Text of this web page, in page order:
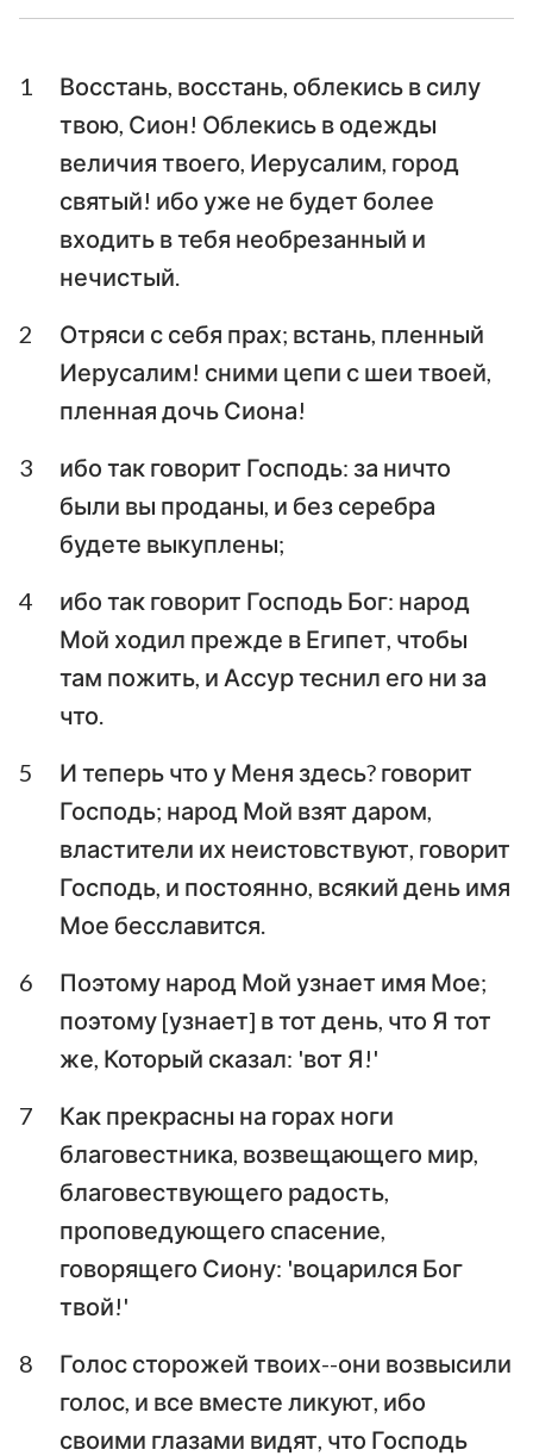
Есфирь Иов
Екклесиаст Песни Песней
Исаия Иеремия
Даниил Осия
Иоиль Амос
Авдия Иона
Михей Наум
Аггей Захария
Малахия
1
Восстань, восстань, облекись в силу
твою, Сион! Облекись в одежды
величия твоего, Иерусалим, город
святый! ибо уже не будет более
входить в тебя необрезанный и
нечистый.
2
Отряси с себя прах; встань, пленный
Иерусалим! сними цепи с шеи твоей,
пленная дочь Сиона!
3
ибо так говорит Господь: за ничто
были вы проданы, и без серебра
будете выкуплены;
4
ибо так говорит Господь Бог: народ
Мой ходил прежде в Египет, чтобы
там пожить, и Ассур теснил его ни за
что.
5
И теперь что у Меня здесь? говорит
Господь; народ Мой взят даром,
властители их неистовствуют, говорит
Господь, и постоянно, всякий день имя
Мое бесславится.
6
Поэтому народ Мой узнает имя Мое;
поэтому [узнает] в тот день, что Я тот
же, Который сказал: 'вот Я!'
7
Как прекрасны на горах ноги
благовестника, возвещающего мир,
благовествующего радость,
проповедующего спасение,
говорящего Сиону: 'воцарился Бог
твой!'
8
Голос сторожей твоих--они возвысили
голос, и все вместе ликуют, ибо
своими глазами видят, что Господь